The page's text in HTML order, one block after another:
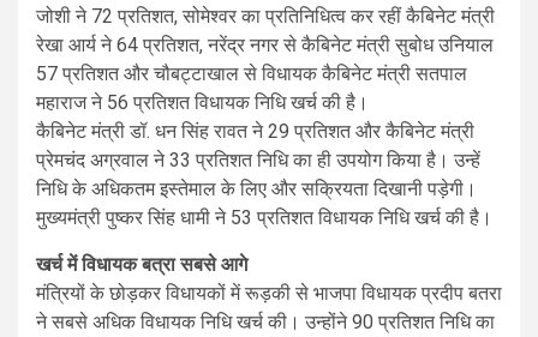
जोशी ने 72 प्रतिशत, सोमेश्वर का प्रतिनिधित्व कर रहीं कैबिनेट मंत्री
रेखा आर्य ने 64 प्रतिशत, नरेंद्र नगर से कैबिनेट मंत्री सुबोध उनियाल
57 प्रतिशत और चौबट्टाखाल से विधायक कैबिनेट मंत्री सतपाल
महाराज ने 56 प्रतिशत विधायक निधि खर्च की है।
कैबिनेट मंत्री डॉ. धन सिंह रावत ने 29 प्रतिशत और कैबिनेट मंत्री
प्रेमचंद अग्रवाल ने 33 प्रतिशत निधि का ही उपयोग किया है। उन्हें
निधि के अधिकतम इस्तेमाल के लिए और सक्रियता दिखानी पड़ेगी।
मुख्यमंत्री पुष्कर सिंह धामी ने 53 प्रतिशत विधायक निधि खर्च की है।
खर्च में विधायक बत्रा सबसे आगे
मंत्रियों के छोड़कर विधायकों में रूड़की से भाजपा विधायक प्रदीप बतरा
ने सबसे अधिक विधायक निधि खर्च की। उन्होंने 90 प्रतिशत निधि का